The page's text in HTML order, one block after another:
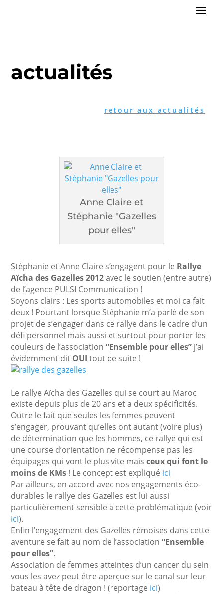
actualités
retour aux actualités
Anne Claire et
Stéphanie "Gazelles
pour elles"
Stéphanie et Anne Claire s’engagent pour le Rallye
Aïcha des Gazelles 2012avec le soutien (entre autre)
de l’agence PULSI Communication !
Soyons clairs : Les sports automobiles et moi ca fait
deux ! Pourtant lorsque Stéphanie m’a parlé de son
projet de s’engager dans ce rallye dans le cadre d’un
défi personnel mais aussi et surtout pour porter les
couleurs de l’association“Ensemble pour elles” j’ai
évidemment dit OUI tout de suite !
Le rallye Aïcha des Gazelles qui se court au Maroc
existe depuis plus de 20 ans et a deux spécificités.
Outre le fait que seules les femmes peuvent
s’engager, prouvant qu’elles ont autant (voire plus)
de détermination que les hommes, ce rallye qui est
une course d’orientation ne récompense pas les
équipages qui vont le plus vite mais ceux qui font le
moins de KMs ! Le concept est expliqué ici
Par ailleurs, en accord avec nos engagements éco-
durables le rallye des Gazelles est lui aussi
particulièrement sensible à cette problématique (voir
ici).
Enfin l’engagement des Gazelles rémoises dans cette
aventure se fait au nom de l’association“Ensemble
pour elles”.
Association de femmes atteintes d’un cancer du sein
vous les avez peut être aperçue sur le canal sur leur
bateau à tête de dragon ! (reportage ici)